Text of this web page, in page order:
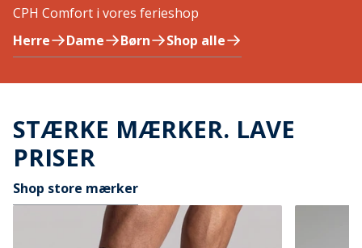
CPH Comfort i vores ferieshop
Herre
Dame Børn Shop alle
STÆRKE MÆRKER. LAVE
PRISER
Shop store mærker